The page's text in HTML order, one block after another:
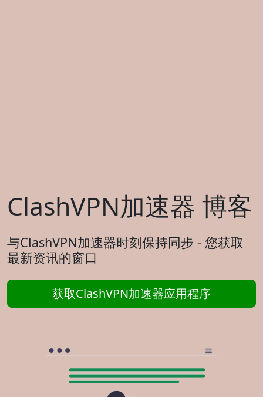
ClashVPN加速器 博客
与ClashVPN加速器时刻保持同步 - 您获取
最新资讯的窗口
获取ClashVPN加速器应用程序